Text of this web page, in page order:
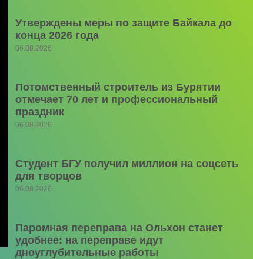
Утверждены меры по защите Байкала до
конца 2026 года
06.08.2026
Потомственный строитель из Бурятии
отмечает 70 лет и профессиональный
праздник
06.08.2026
Студент БГУ получил миллион на соцсеть
для творцов
06.08.2026
Паромная переправа на Ольхон станет
удобнее: на переправе идут
дноуглубительные работы